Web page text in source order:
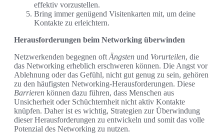
effektiv vorzustellen.
Bring immer genügend Visitenkarten mit, um deine
Kontakte zu erleichtern.
Herausforderungen beim Networking überwinden
Netzwerkenden begegnen oft Ängsten und Vorurteilen, die
das Networking erheblich erschweren können. Die Angst vor
Ablehnung oder das Gefühl, nicht gut genug zu sein, gehören
zu den häufigsten Networking-Herausforderungen. Diese
Barrieren können dazu führen, dass Menschen aus
Unsicherheit oder Schüchternheit nicht aktiv Kontakte
knüpfen. Daher ist es wichtig, Strategien zur Überwindung
dieser Herausforderungen zu entwickeln und somit das volle
Potenzial des Networking zu nutzen.